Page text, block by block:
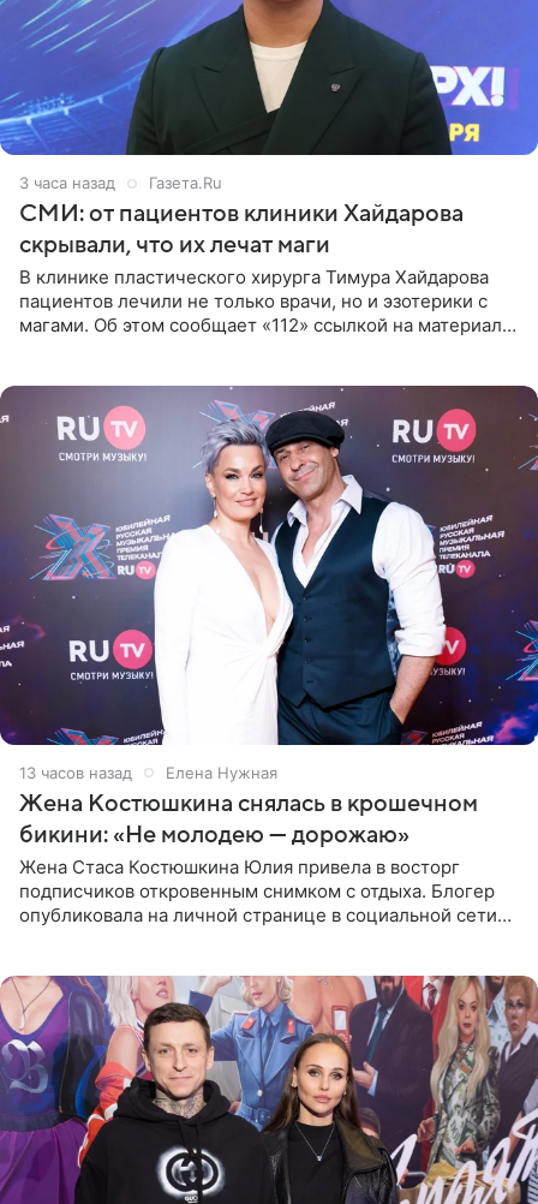
3 часа назад Газета.Ru
СМИ: от пациентов клиники Хайдарова
скрывали, что их лечат маги
В клинике пластического хирурга Тимура Хайдарова
пациентов лечили не только врачи, но и эзотерики с
магами. Об этом сообщает «112» ссылкой на материалы
13 часов назад Елена Нужная
Жена Костюшкина снялась в крошечном
бикини: «Не молодею — дорожаю»
Жена Стаса Костюшкина Юлия привела в восторг
подписчиков откровенным снимком с отдыха. Блогер
опубликовала на личной странице в социальной сети